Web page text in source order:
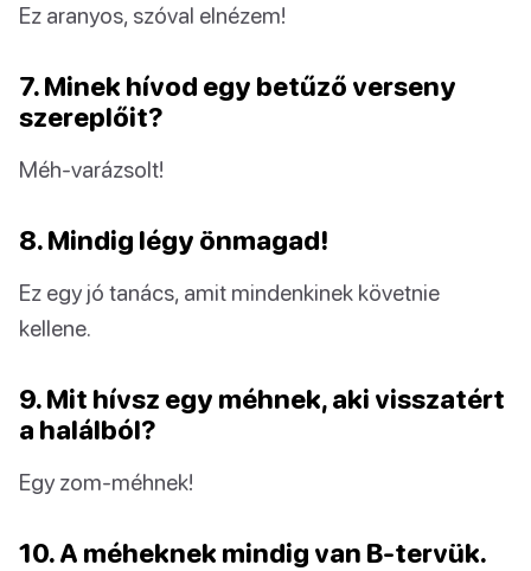
Ez aranyos, szóval elnézem!
7. Minek hívod egy betűző verseny
szereplőit?
Méh-varázsolt!
8. Mindig légy önmagad!
Ez egy jó tanács, amit mindenkinek követnie
kellene.
9. Mit hívsz egy méhnek, aki visszatért
a halálból?
Egy zom-méhnek!
10. A méheknek mindig van B-tervük.